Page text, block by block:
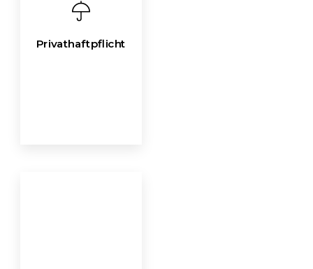
Privathaftpflicht